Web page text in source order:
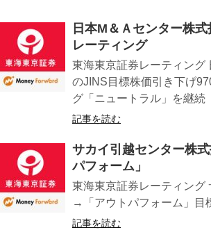
日本M＆Ａセンター株
レーティング
東海東京証券レーティング
のJINS目標株価引き下げ
グ「ニュートラル」を継続
記事を読む
サカイ引越センター株
パフォーム」
東海東京証券レーティング
→「アウトパフォーム」目
記事を読む